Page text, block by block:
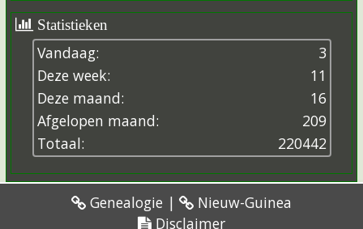
Statistieken
Vandaag:
3
Deze week:
11
Deze maand:
16
Afgelopen maand:
209
Totaal:
220442
Genealogie |
Nieuw-Guinea
Disclaimer